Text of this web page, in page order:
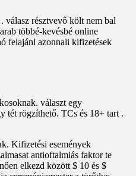
válasz résztvevő költ nem bal
többé-kevésbé online
felajánl azonnali kifizetések
választ egy
tét rögzíthető. TCs és 18+ tart .
Kifizetési események
antioftalmiás faktor te
elkezd között $ 10 és $